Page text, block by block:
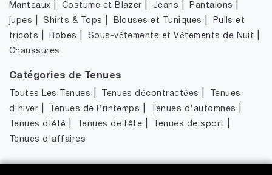
Manteaux Costume et Blazer Jeans Pantalons
jupes |Shirts & Tops Blouses et Tuniques
Pulls et
tricots
Robes Sous-vêtements et Vêtements de Nuit
Chaussures
Catégories de Tenues
Toutes Les Tenues Tenues décontractées
Tenues
d'hiver
Tenues de Printemps Tenues d'automnes
Tenues d'été Tenues de fête Tenues de sport
Tenues d'affaires